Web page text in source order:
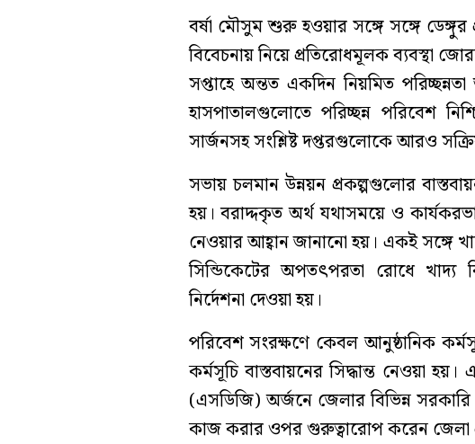
বর্ষা মৌসুম শুরু হওয়ার সঙ্গে সঙ্গে
বিবেচনায় নিয়ে প্রতিরোধমূলক ব্যবস্থা
সপ্তাহে অন্তত একদিন নিয়মিত
হাসপাতালগুলোতে পরিচ্ছন্ন পরিবেশ
সার্জনসহ সংশ্লিষ্ট দপ্তরগুলোকে আরও
সভায় চলমান উন্নয়ন প্রকল্পগুলোর
হয়। বরাদ্দকৃত অর্থ যথাসময়ে ও
নেওয়ার আহ্বান জানানো হয়। একই সঙ্গে
সিন্ডিকেটের অপতৎপরতা রোধে
নির্দেশনা দেওয়া হয়।
পরিবেশ সংরক্ষণে কেবল আনুষ্ঠানিক
কর্মসূচি বাস্তবায়নের সিদ্ধান্ত নেওয়া
(এসডিজি) অর্জনে জেলার বিভিন্ন সরকারি
কাজ করার ওপর গুরুত্বারোপ করেন জেলা